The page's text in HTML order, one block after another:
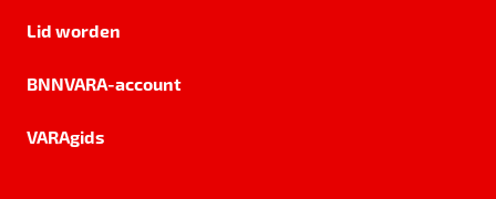
Lid worden
BNNVARA-account
VARAgids